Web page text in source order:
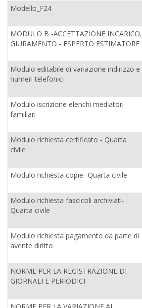
Modello_F24
MODULO B -ACCETTAZIONE INCARICO,
GIURAMENTO - ESPERTO ESTIMATORE
Modulo editabile di variazione indirizzo e
numeri telefonici
Modulo iscrizione elenchi mediatori
familiari
Modulo richiesta certificato - Quarta
civile
Modulo richiesta copie- Quarta civile
Modulo richiesta fascicoli archiviati-
Quarta civile
Modulo richiesta pagamento da parte di
avente diritto
NORME PER LA REGISTRAZIONE DI
GIORNALI E PERIODICI
NORME PER LA VARIAZIONE AI